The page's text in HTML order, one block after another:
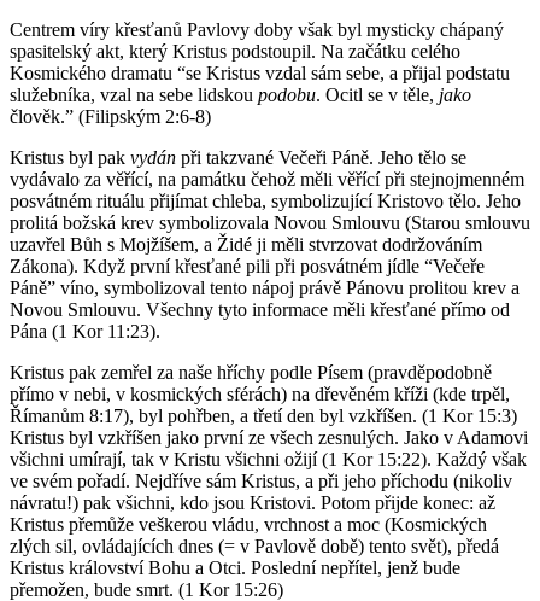
Centrem víry křesťanů Pavlovy doby však byl mysticky chápaný
spasitelský akt, který Kristus podstoupil. Na začátku celého
Kosmického dramatu “se Kristus vzdal sám sebe, a přijal podstatu
služebníka, vzal na sebe lidskou podobu. Ocitl se v těle, jako
člověk.” (Filipským 2:6-8)
Kristus byl pak vydán při takzvané Večeři Páně. Jeho tělo se
vydávalo za věřící, na památku čehož měli věřící při stejnojmenném
posvátném rituálu přijímat chleba, symbolizující Kristovo tělo. Jeho
prolitá božská krev symbolizovala Novou Smlouvu (Starou smlouvu
uzavřel Bůh s Mojžíšem, a Židé ji měli stvrzovat dodržováním
Zákona). Když první křesťané pili při posvátném jídle “Večeře
Páně” víno, symbolizoval tento nápoj právě Pánovu prolitou krev a
Novou Smlouvu. Všechny tyto informace měli křesťané přímo od
Pána (1 Kor 11:23).
Kristus pak zemřel za naše hříchy podle Písem (pravděpodobně
přímo v nebi, v kosmických sférách) na dřevěném kříži (kde trpěl,
Římanům 8:17), byl pohřben, a třetí den byl vzkříšen. (1 Kor 15:3)
Kristus byl vzkříšen jako první ze všech zesnulých. Jako v Adamovi
všichni umírají, tak v Kristu všichni ožijí (1 Kor 15:22). Každý však
ve svém pořadí. Nejdříve sám Kristus, a při jeho příchodu (nikoliv
návratu!) pak všichni, kdo jsou Kristovi. Potom přijde konec: až
Kristus přemůže veškerou vládu, vrchnost a moc (Kosmických
zlých sil, ovládajících dnes (= v Pavlově době) tento svět), předá
Kristus království Bohu a Otci. Poslední nepřítel, jenž bude
přemožen, bude smrt. (1 Kor 15:26)